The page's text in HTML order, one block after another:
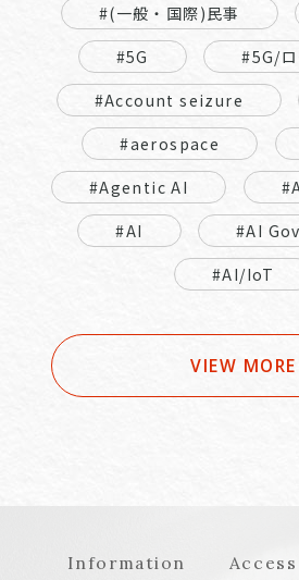
#(一般・国際)民事
#5G
#5G/
#Account seizure
#aerospace
#Agentic AI
#AI
#AI
#AI/IoT
VIEW MORE
Information Access